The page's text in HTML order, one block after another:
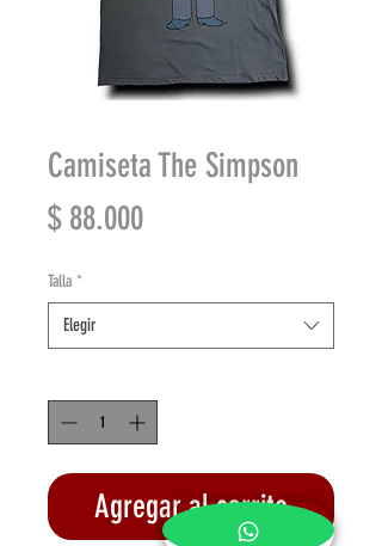
Camiseta The Simpson
$ 88.000Precio
Talla *
Elegir
Agregar al carrito